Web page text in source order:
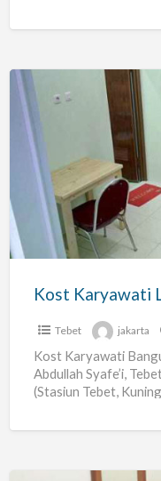
Kost
Karyawati
Lapros
Tebet
(ac,k
Mdi
Dlm,lengkap)
Tebet jakarta
Kost Karyawati
Abdullah Syafe’i,
(Stasiun Tebet,